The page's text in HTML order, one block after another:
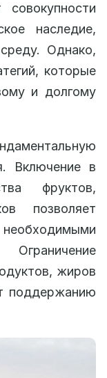
наследие,
Однако,
которые
и долгому
Включение в
фруктов,
позволяет
Ограничение
жиров
поддержанию